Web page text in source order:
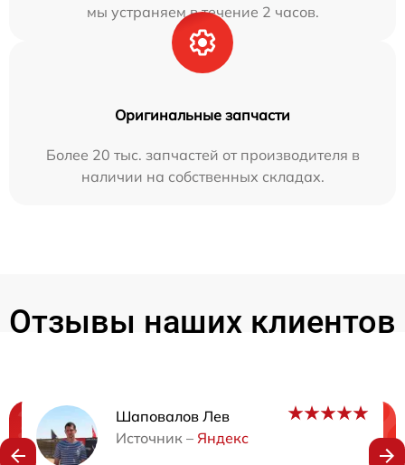
мы устраняем в течение 2 часов.
Оригинальные запчасти
Более 20 тыс. запчастей от производителя в
наличии на собственных складах.
Отзывы наших клиентов
Шаповалов Лев
Источник – Яндекс
Нужна консультация?